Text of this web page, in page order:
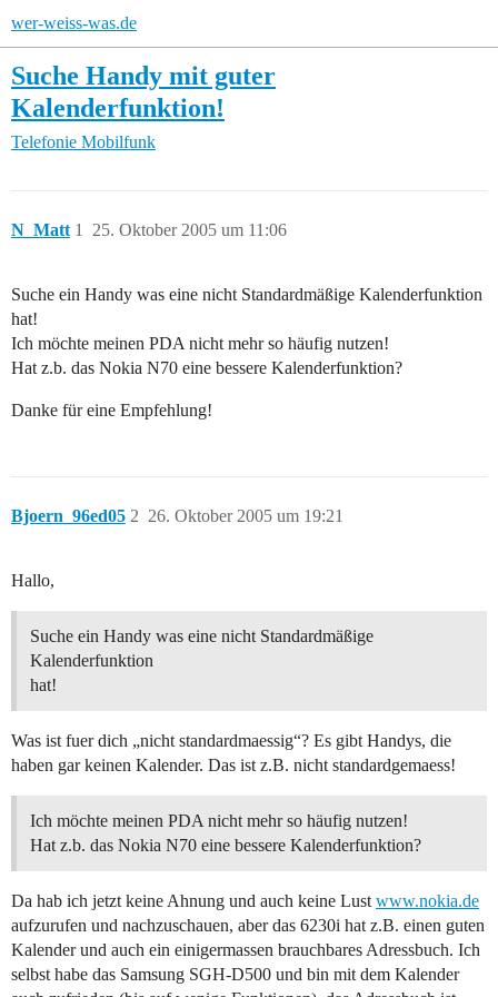
wer-weiss-was.de
Suche Handy mit guter
Kalenderfunktion!
Telefonie Mobilfunk
N_Matt 25. Oktober 2005 um 11:06
1
Suche ein Handy was eine nicht Standardmäßige Kalenderfunktion
hat!
Ich möchte meinen PDA nicht mehr so häufig nutzen!
Hat z.b. das Nokia N70 eine bessere Kalenderfunktion?
Danke für eine Empfehlung!
Bjoern_96ed05 26. Oktober 2005 um 19:21
2
Hallo,
Suche ein Handy was eine nicht Standardmäßige
Kalenderfunktion
hat!
Was ist fuer dich „nicht standardmaessig“? Es gibt Handys, die
haben gar keinen Kalender. Das ist z.B. nicht standardgemaess!
Ich möchte meinen PDA nicht mehr so häufig nutzen!
Hat z.b. das Nokia N70 eine bessere Kalenderfunktion?
Da hab ich jetzt keine Ahnung und auch keine Lust www.nokia.de
aufzurufen und nachzuschauen, aber das 6230i hat z.B. einen guten
Kalender und auch ein einigermassen brauchbares Adressbuch. Ich
selbst habe das Samsung SGH-D500 und bin mit dem Kalender